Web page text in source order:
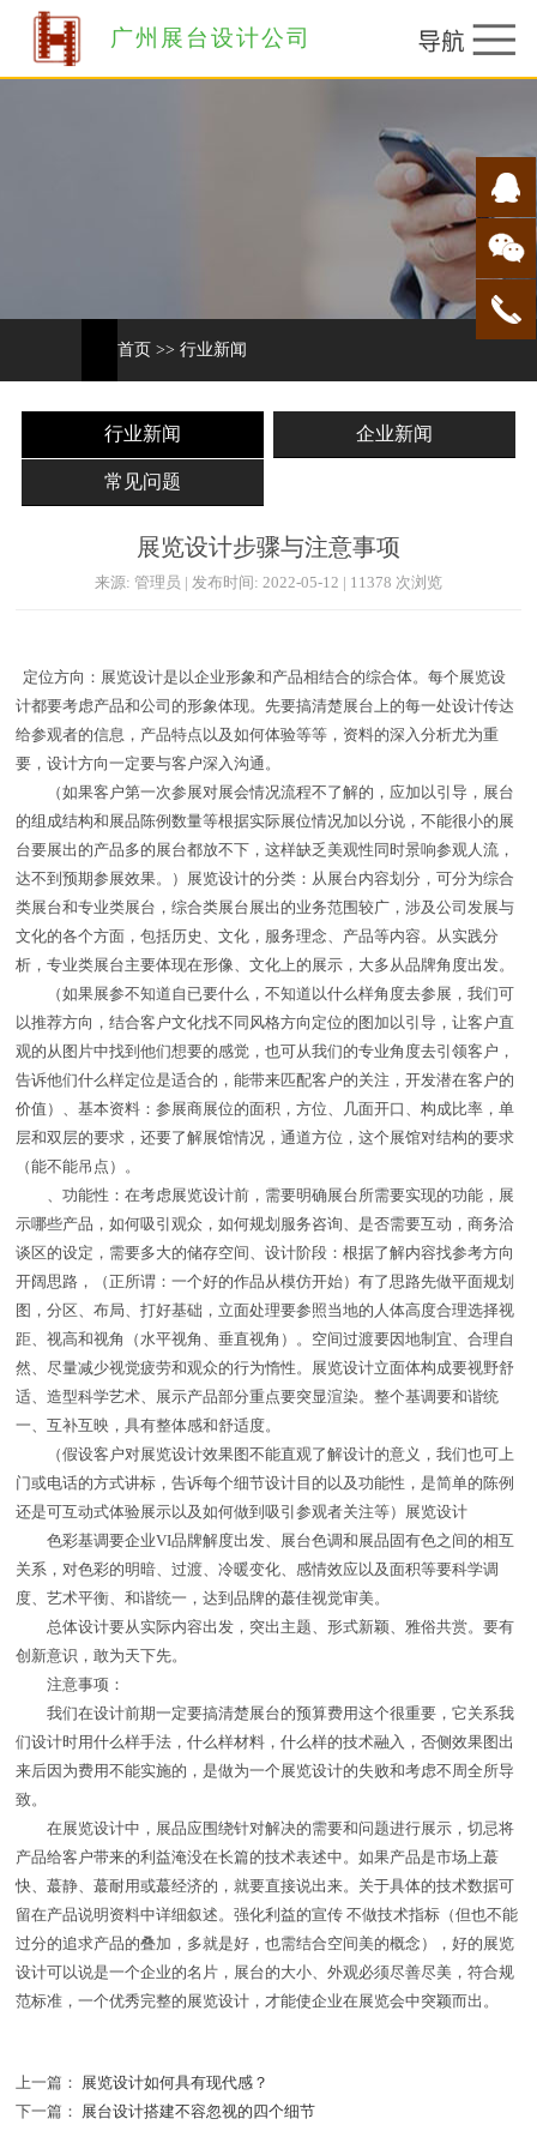
广州展台设计公司
首页 >> 行业新闻
行业新闻 企业新闻
常见问题
展览设计步骤与注意事项
来源: 管理员 | 发布时间: 2022-05-12 | 11378 次浏览
定位方向：展览设计是以企业形象和产品相结合的综合体。每个展览设
计都要考虑产品和公司的形象体现。先要搞清楚展台上的每一处设计传达
给参观者的信息，产品特点以及如何体验等等，资料的深入分析尤为重
要，设计方向一定要与客户深入沟通。
（如果客户第一次参展对展会情况流程不了解的，应加以引导，展台
的组成结构和展品陈例数量等根据实际展位情况加以分说，不能很小的展
台要展出的产品多的展台都放不下，这样缺乏美观性同时景响参观人流，
达不到预期参展效果。）展览设计的分类：从展台内容划分，可分为综合
类展台和专业类展台，综合类展台展出的业务范围较广，涉及公司发展与
文化的各个方面，包括历史、文化，服务理念、产品等内容。从实践分
析，专业类展台主要体现在形像、文化上的展示，大多从品牌角度出发。
（如果展参不知道自已要什么，不知道以什么样角度去参展，我们可
以推荐方向，结合客户文化找不同风格方向定位的图加以引导，让客户直
观的从图片中找到他们想要的感觉，也可从我们的专业角度去引领客户，
告诉他们什么样定位是适合的，能带来匹配客户的关注，开发潜在客户的
价值）、基本资料：参展商展位的面积，方位、几面开口、构成比率，单
层和双层的要求，还要了解展馆情况，通道方位，这个展馆对结构的要求
（能不能吊点）。
、功能性：在考虑展览设计前，需要明确展台所需要实现的功能，展
示哪些产品，如何吸引观众，如何规划服务咨询、是否需要互动，商务洽
谈区的设定，需要多大的储存空间、设计阶段：根据了解内容找参考方向
开阔思路，（正所谓：一个好的作品从模仿开始）有了思路先做平面规划
图，分区、布局、打好基础，立面处理要参照当地的人体高度合理选择视
距、视高和视角（水平视角、垂直视角）。空间过渡要因地制宜、合理自
然、尽量减少视觉疲劳和观众的行为惰性。展览设计立面体构成要视野舒
适、造型科学艺术、展示产品部分重点要突显渲染。整个基调要和谐统
一、互补互映，具有整体感和舒适度。
（假设客户对展览设计效果图不能直观了解设计的意义，我们也可上
门或电话的方式讲标，告诉每个细节设计目的以及功能性，是简单的陈例
还是可互动式体验展示以及如何做到吸引参观者关注等）展览设计
色彩基调要企业VI品牌解度出发、展台色调和展品固有色之间的相互
关系，对色彩的明暗、过渡、冷暖变化、感情效应以及面积等要科学调
度、艺术平衡、和谐统一，达到品牌的蕞佳视觉审美。
总体设计要从实际内容出发，突出主题、形式新颖、雅俗共赏。要有
创新意识，敢为天下先。
注意事项：
我们在设计前期一定要搞清楚展台的预算费用这个很重要，它关系我
们设计时用什么样手法，什么样材料，什么样的技术融入，否侧效果图出
来后因为费用不能实施的，是做为一个展览设计的失败和考虑不周全所导
致。
在展览设计中，展品应围绕针对解决的需要和问题进行展示，切忌将
产品给客户带来的利益淹没在长篇的技术表述中。如果产品是市场上蕞
快、蕞静、蕞耐用或蕞经济的，就要直接说出来。关于具体的技术数据可
留在产品说明资料中详细叙述。强化利益的宣传 不做技术指标（但也不能
过分的追求产品的叠加，多就是好，也需结合空间美的概念），好的展览
设计可以说是一个企业的名片，展台的大小、外观必须尽善尽美，符合规
范标准，一个优秀完整的展览设计，才能使企业在展览会中突颖而出。
上一篇：
展览设计如何具有现代感？
下一篇：
展台设计搭建不容忽视的四个细节